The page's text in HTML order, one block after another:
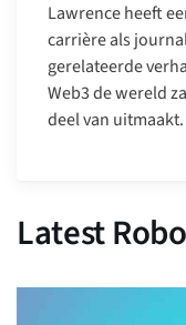
Lawrence heeft
carrière als
gerelateerde
Web3 de wereld
deel van uitmaakt.
Latest